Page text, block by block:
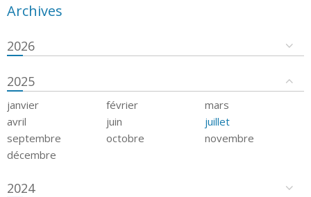
Archives
2026
2025
janvier février
mars
avril
juin
juillet
septembre
octobre
novembre
décembre
2024